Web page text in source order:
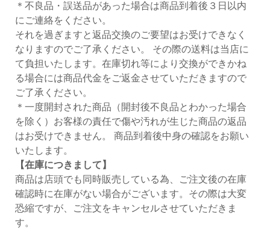
＊不良品・誤送品があった場合は商品到着後３日以内
にご連絡をください。
それを過ぎますと返品交換のご要望はお受けできなく
なりますのでご了承ください。 その際の送料は当店に
て負担いたします。在庫切れ等により交換ができかね
る場合には商品代金をご返金させていただきますので
ご了承ください。
＊一度開封された商品（開封後不良品とわかった場合
を除く）お客様の責任で傷や汚れが生じた商品の返品
はお受けできません。 商品到着後中身の確認をお願い
いたします。
【在庫につきまして】
商品は店頭でも同時販売している為、ご注文後の在庫
確認時に在庫がない場合がございます。その際は大変
恐縮ですが、ご注文をキャンセルさせていただきま
す。